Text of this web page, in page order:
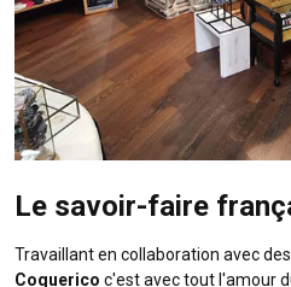
Le savoir-faire
Travaillant en collaboration avec des
Coquerico c'est avec tout l'amour